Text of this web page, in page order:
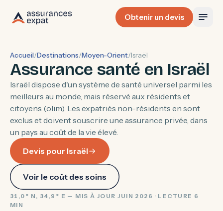
Obtenir un devis
Accueil/Destinations/Moyen-Orient/Israël
Assurance santé en Israël
Israël dispose d'un système de santé universel parmi les
meilleurs au monde, mais réservé aux résidents et
citoyens (olim). Les expatriés non-résidents en sont
exclus et doivent souscrire une assurance privée, dans
un pays au coût de la vie élevé.
Devis pour Israël
Voir le coût des soins
31,0° N, 34,9° E — MIS À JOUR JUIN 2026 · LECTURE 6
MIN